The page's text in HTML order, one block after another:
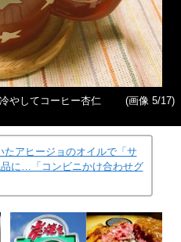
やしてコーヒー杏仁
(画像 5/17)
たアヒージョのオイルで「サ
に…「コンビニかけ合わせグ